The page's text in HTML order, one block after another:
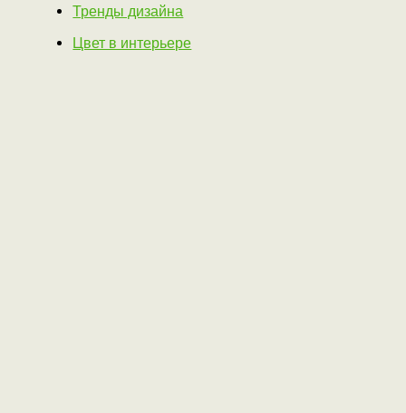
Тренды дизайна
Цвет в интерьере